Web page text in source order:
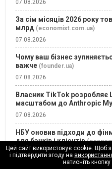
07.08.2026
За сім місяців 2026 року
млрд (economist.com.ua)
07.08.2026
Чому ваш бізнес
важче (founder.ua)
07.08.2026
Власник TikTok
масштабом до Anthropic
07.08.2026
НБУ оновив підходи до
для банків і клієнтів
07.08.2026
Цей сайт використовує cookie. Щоб
і підтвердити згоду на
натисніть